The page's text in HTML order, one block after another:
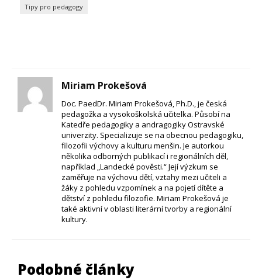
Tipy pro pedagogy
Miriam Prokešová
Doc. PaedDr. Miriam Prokešová, Ph.D., je česká
pedagožka a vysokoškolská učitelka. Působí na
Katedře pedagogiky a andragogiky Ostravské
univerzity. Specializuje se na obecnou pedagogiku,
filozofii výchovy a kulturu menšin. Je autorkou
několika odborných publikací i regionálních děl,
například „Landecké pověsti.“ Její výzkum se
zaměřuje na výchovu dětí, vztahy mezi učiteli a
žáky z pohledu vzpomínek a na pojetí dítěte a
dětství z pohledu filozofie. Miriam Prokešová je
také aktivní v oblasti literární tvorby a regionální
kultury.
Podobné články